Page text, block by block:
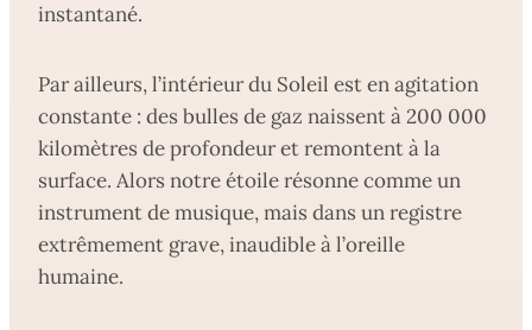
instantané.
Par ailleurs, l’intérieur du Soleil est en agitation
constante : des bulles de gaz naissent à 200 000
kilomètres de profondeur et remontent à la
surface. Alors notre étoile résonne comme un
instrument de musique, mais dans un registre
extrêmement grave, inaudible à l’oreille
humaine.